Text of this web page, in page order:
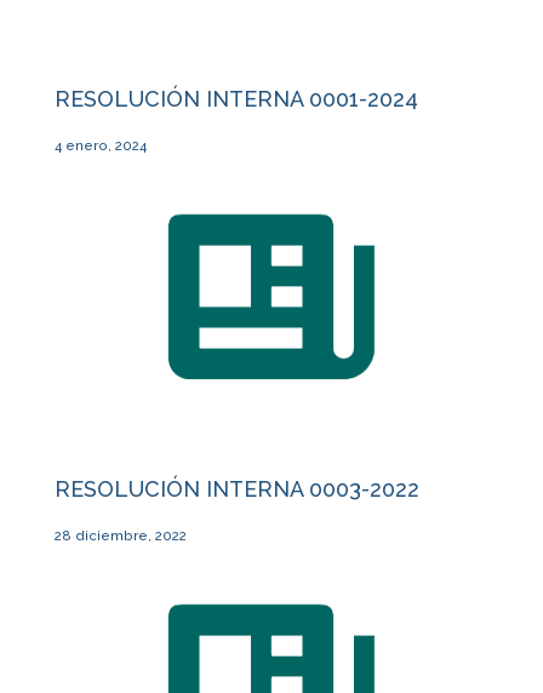
RESOLUCIÓN INTERNA 0001-2024
4 enero, 2024
RESOLUCIÓN INTERNA 0003-2022
28 diciembre, 2022